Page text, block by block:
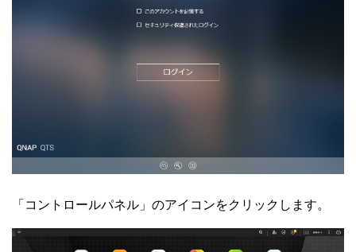
「コントロールパネル」のアイコンをクリックします。